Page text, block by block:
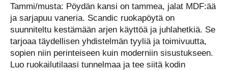
Tammi/musta: Pöydän kansi on tammea, jalat MDF:ää
ja sarjapuu vaneria. Scandic ruokapöytä on
suunniteltu kestämään arjen käyttöä ja juhlahetkiä. Se
tarjoaa täydellisen yhdistelmän tyyliä ja toimivuutta,
sopien niin perinteiseen kuin moderniin sisustukseen.
Luo ruokailutilaasi tunnelmaa ja tee siitä kodin